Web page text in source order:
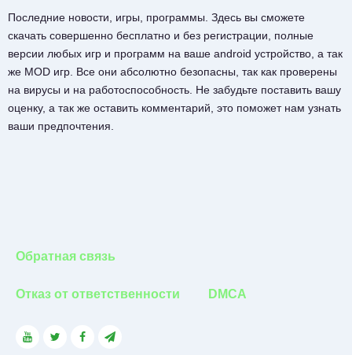
Последние новости, игры, программы. Здесь вы сможете
скачать совершенно бесплатно и без регистрации, полные
версии любых игр и программ на ваше android устройство, а так
же MOD игр. Все они абсолютно безопасны, так как проверены
на вирусы и на работоспособность. Не забудьте поставить вашу
оценку, а так же оставить комментарий, это поможет нам узнать
ваши предпочтения.
Обратная связь
Отказ от ответственности DMCA